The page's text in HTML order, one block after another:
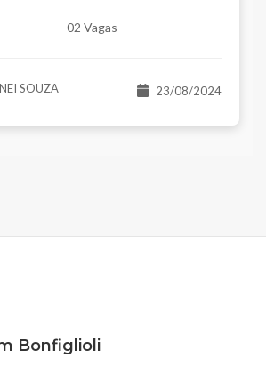
02 Vagas
SOUZA 23/08/2024
Bonfiglioli